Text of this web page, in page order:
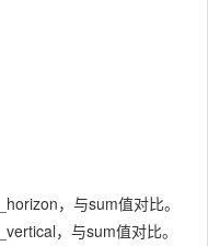
，与sum值对比。
，与sum值对比。